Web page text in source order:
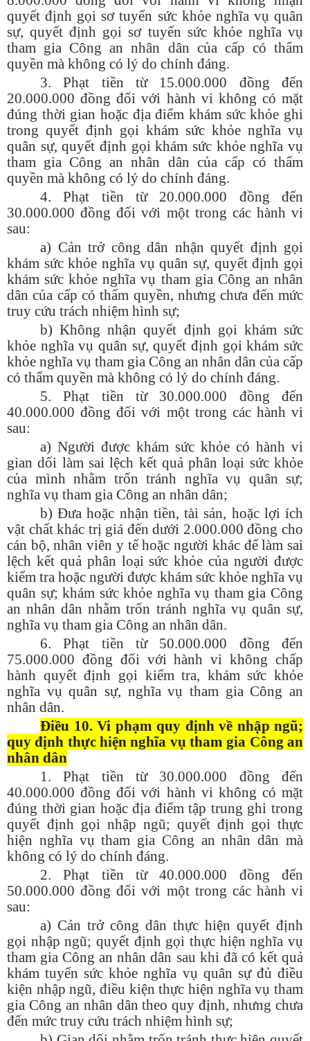
quyết định gọi sơ tuyển sức khỏe nghĩa vụ quân
sự, quyết định gọi sơ tuyển sức khỏe nghĩa vụ
tham gia Công an nhân dân của cấp có thẩm
quyền mà không có lý do chính đáng.
3. Phạt tiền từ 15.000.000 đồng đến
20.000.000 đồng đối với hành vi không có mặt
đúng thời gian hoặc địa điểm khám sức khỏe ghi
trong quyết định gọi khám sức khỏe nghĩa vụ
quân sự, quyết định gọi khám sức khỏe nghĩa vụ
tham gia Công an nhân dân của cấp có thẩm
quyền mà không có lý do chính đáng.
4. Phạt tiền từ 20.000.000 đồng đến
30.000.000 đồng đối với một trong các hành vi
sau:
a) Cản trở công dân nhận quyết định gọi
khám sức khỏe nghĩa vụ quân sự, quyết định gọi
khám sức khỏe nghĩa vụ tham gia Công an nhân
dân của cấp có thẩm quyền, nhưng chưa đến mức
truy cứu trách nhiệm hình sự;
b) Không nhận quyết định gọi khám sức
khỏe nghĩa vụ quân sự, quyết định gọi khám sức
khỏe nghĩa vụ tham gia Công an nhân dân của cấp
có thẩm quyền mà không có lý do chính đáng.
5. Phạt tiền từ 30.000.000 đồng đến
40.000.000 đồng đối với một trong các hành vi
sau:
a) Người được khám sức khỏe có hành vi
gian dối làm sai lệch kết quả phân loại sức khỏe
của mình nhằm trốn tránh nghĩa vụ quân sự;
nghĩa vụ tham gia Công an nhân dân;
b) Đưa hoặc nhận tiền, tài sản, hoặc lợi ích
vật chất khác trị giá đến dưới 2.000.000 đồng cho
cán bộ, nhân viên y tế hoặc người khác để làm sai
lệch kết quả phân loại sức khỏe của người được
kiểm tra hoặc người được khám sức khỏe nghĩa vụ
quân sự; khám sức khỏe nghĩa vụ tham gia Công
an nhân dân nhằm trốn tránh nghĩa vụ quân sự,
nghĩa vụ tham gia Công an nhân dân.
6. Phạt tiền từ 50.000.000 đồng đến
75.000.000 đồng đối với hành vi không chấp
hành quyết định gọi kiểm tra, khám sức khỏe
nghĩa vụ quân sự, nghĩa vụ tham gia Công an
nhân dân.
Điều 10. Vi phạm quy định về nhập ngũ;
quy định thực hiện nghĩa vụ tham gia Công an
nhân dân
1. Phạt tiền từ 30.000.000 đồng đến
40.000.000 đồng đối với hành vi không có mặt
đúng thời gian hoặc địa điểm tập trung ghi trong
quyết định gọi nhập ngũ; quyết định gọi thực
hiện nghĩa vụ tham gia Công an nhân dân mà
không có lý do chính đáng.
2. Phạt tiền từ 40.000.000 đồng đến
50.000.000 đồng đối với một trong các hành vi
sau:
a) Cản trở công dân thực hiện quyết định
gọi nhập ngũ; quyết định gọi thực hiện nghĩa vụ
tham gia Công an nhân dân sau khi đã có kết quả
khám tuyển sức khỏe nghĩa vụ quân sự đủ điều
kiện nhập ngũ, điều kiện thực hiện nghĩa vụ tham
gia Công an nhân dân theo quy định, nhưng chưa
đến mức truy cứu trách nhiệm hình sự;